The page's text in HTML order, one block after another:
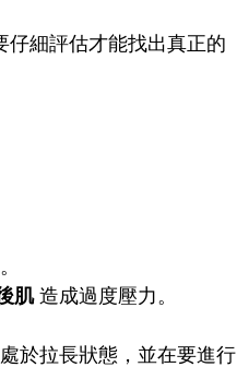
細評估才能找出真正的
肌造成過度壓力。
於拉長狀態，並在要進行